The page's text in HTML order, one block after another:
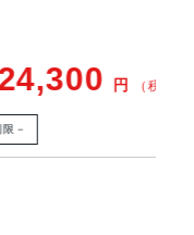
円 （税込）